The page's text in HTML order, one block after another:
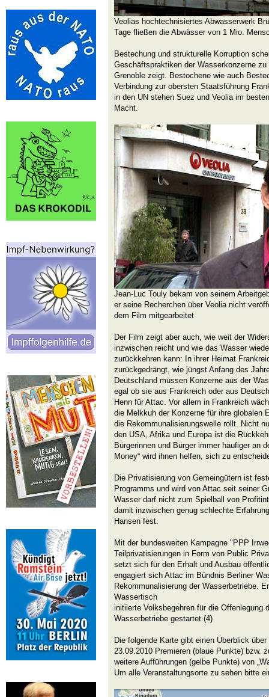
Veolias hochtechnisiertes Abwasserwerk
Tage fließen die Abwässer von 1 Mio.
Bestechung und strukturelle Korruption
Geschäftspraktiken der Wasserkonzerne
Grenoble zeigt. Bestochene wie auch
Verbindung zur obersten Staatsführung
in den UN stehen Suez und Veolia im
Macht.
Jean-Luc Touly bekam von seinem
er seine Recherchen über Veolia nicht
dem Film mitgearbeitet
Der Film zeigt aber auch, wie weit der
inzwischen reicht und wie das Wasser
zurückkehren kann: In ihrer Heimat
zurückgedrängt, wie jüngst Anfang des
Deutschland müssen Konzerne aus der
egal ob sie aus Frankreich oder aus
Henn für Attac. Vor allem in Frankreich
die Melkkuh der Konzerne für ihre globalen
die Rekommunalisierungswelle rollt. Nicht
den USA, Afrika und Europa ist die
Bürgerinnen und Bürger immer häufiger an
Money“ wird ihnen helfen, sich zu
Die Privatisierung von Gemeingütern ist
Programms und wird von Attac seit seiner
Wasser darf nicht zum Spielball von
damit inzwischen genug schlechte
Hansen fest.
Mit der bundesweiten Kampagne "PPP
Teilprivatisierungen in Form von Public
setzt sich für den Erhalt und Ausbau
engagiert sich Attac im Bündnis Berliner
Rekommunalisierung der Wasserbetriebe.
Wassertisch
initiierte Volksbegehren für die Offenlegung
Wasserbetriebe gestartet.(4)
Die folgende Karte gibt einen Überblick
23.09.2010 Premieren (blaue Punkte) bzw.
weitere Aufführungen (gelbe Punkte) von
Um alle Veranstaltungsorte zu sehen bitte